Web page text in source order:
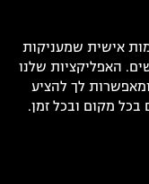
אישית שמעניקות
האפליקציות שלנו
לך להציע
בכל מקום ובכל זמן.